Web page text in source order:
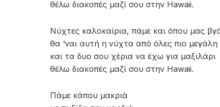
θέλω διακοπές μαζί σου στην Hawaii.
Νύχτες καλοκαίρια, πάμε και όπου μας
θα ‘ναι αυτή η νύχτα από όλες πιο μεγάλη
και τα δυο σου χέρια να έχω για μαξιλάρι
θέλω διακοπές μαζί σου στην Hawaii.
Πάμε κάπου μακριά